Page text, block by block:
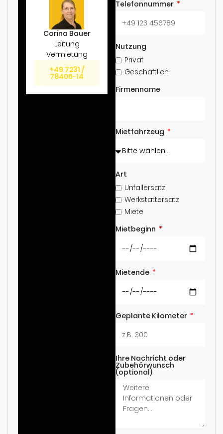
Corina Bauer
Leitung
Vermietung
+49 7231 /
78406-14
Telefonnummer
Nutzung
Privat
Geschäftlich
Firmenname
Mietfahrzeug
Art
Unfallersatz
Werkstattersatz
Miete
Mietbeginn
Mietende
Geplante Kilometer
Ihre Nachricht oder
Zubehörwunsch
(optional)